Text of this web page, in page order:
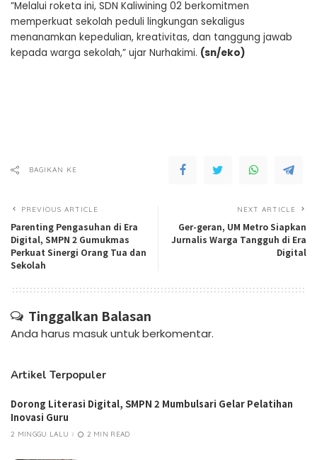
”Melalui roketa ini, SDN Kaliwining 02 berkomitmen
memperkuat sekolah peduli lingkungan sekaligus
menanamkan kepedulian, kreativitas, dan tanggung jawab
kepada warga sekolah,” ujar Nurhakimi. (sn/eko)
BAGIKAN KE
PREVIOUS ARTICLE
Parenting Pengasuhan di Era
Digital, SMPN 2 Gumukmas
Perkuat Sinergi Orang Tua dan
Sekolah
NEXT ARTICLE
Ger-geran, UM Metro Siapkan
Jurnalis Warga Tangguh di Era
Digital
Tinggalkan Balasan
Anda harus masukuntuk berkomentar.
Artikel Terpopuler
Dorong Literasi Digital, SMPN 2 Mumbulsari Gelar Pelatihan
Inovasi Guru
2 MINGGU LALU 2 MIN READ